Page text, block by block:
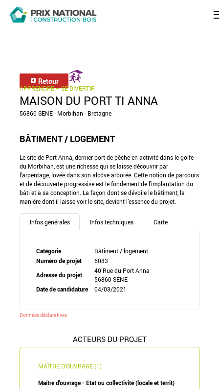
Retour
APPRENDRE – SE DIVERTIR
MAISON DU PORT TI ANNA
56860 SENE - Morbihan - Bretagne
BÂTIMENT / LOGEMENT
Le site de Port-Anna, dernier port de pêche en activité dans le golfe
du Morbihan, est une richesse qui se laisse découvrir par
l’arpentage, lovée dans son alcôve arborée. Cette notion de parcours
et de découverte progressive est le fondement de l’implantation du
bâti et à sa conception. La façon dont se dévoile le bâtiment, la
manière dont il laisse voir le site, devient l’essence du projet.
Infos générales Infos techniques Carte
Catégorie
Bâtiment / logement
Numéro de projet
6083
Adresse du projet
40 Rue du Port Anna
56860 SENE
Date de candidature
04/03/2021
Données déclaratives
ACTEURS DU PROJET
MAÎTRE D'OUVRAGE (1)
Maître d'ouvrage - État ou collectivité (locale et territ)